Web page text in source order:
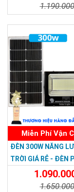
Miễn Phí Vận
ĐÈN 300W NĂNG
TRỜI GIÁ RẺ - ĐÈN
LƯỢNG MẶT TRỜI